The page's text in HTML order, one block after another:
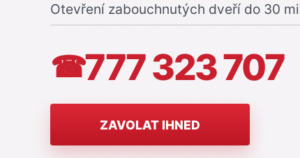
Otevření zabouchnutých dveří do 30
☎777 323 707
ZAVOLAT IHNED